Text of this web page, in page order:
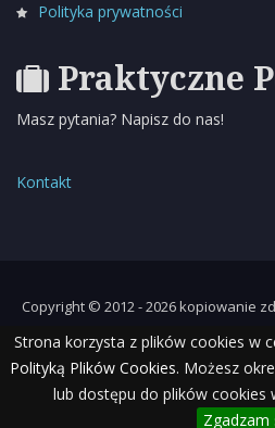
Strona korzysta z plików cookies w
Polityką Plików Cookies. Możesz
lub dostępu do plików cookies
Zgadzam
Polityka prywatności
Praktyczne
Masz pytania? Napisz do nas!
Kontakt
Copyright © 2012 - 2026 kopiowanie
całości lub w części, bez